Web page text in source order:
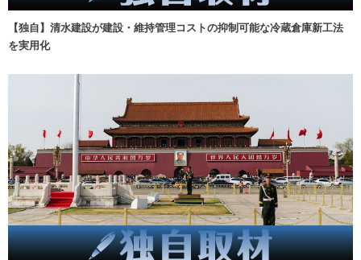
【独自】清水建設が建設・維持管理コストの抑制可能な冷蔵倉庫新工法
を実用化